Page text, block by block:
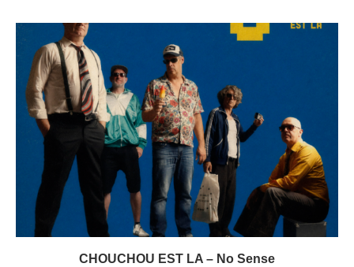
CHOUCHOU EST LA – No Sense